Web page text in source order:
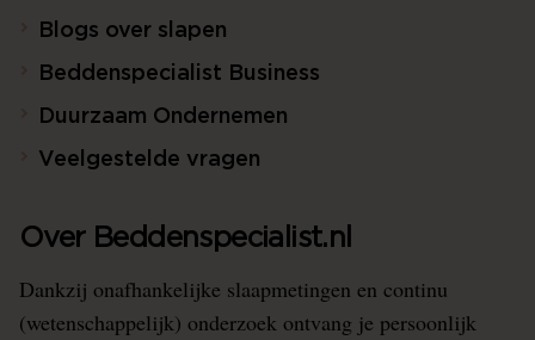
Blogs over slapen
Beddenspecialist Business
Duurzaam Ondernemen
Veelgestelde vragen
Over Beddenspecialist.nl
Dankzij onafhankelijke slaapmetingen en continu
(wetenschappelijk) onderzoek ontvang je persoonlijk